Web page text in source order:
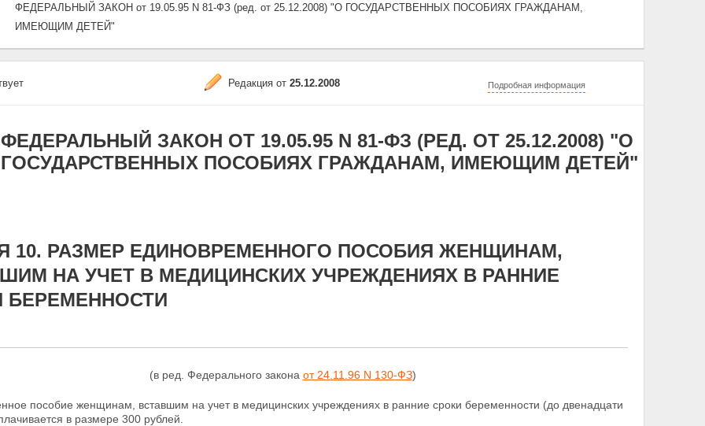
ФЕДЕРАЛЬНЫЙ ЗАКОН от 19.05.95 N 81-ФЗ (ред. от 25.12.2008) "О ГОСУДАРСТВЕННЫХ ПОСОБИЯХ ГРАЖДАНАМ,
ИМЕЮЩИМ ДЕТЕЙ"
Редакция от 25.12.2008 Подробная информация
ФЕДЕРАЛЬНЫЙ ЗАКОН ОТ 19.05.95 N 81-ФЗ (РЕД. ОТ 25.12.2008) "О
ГОСУДАРСТВЕННЫХ ПОСОБИЯХ ГРАЖДАНАМ, ИМЕЮЩИМ ДЕТЕЙ"
10. РАЗМЕР ЕДИНОВРЕМЕННОГО ПОСОБИЯ ЖЕНЩИНАМ,
НА УЧЕТ В МЕДИЦИНСКИХ УЧРЕЖДЕНИЯХ В РАННИЕ
БЕРЕМЕННОСТИ
(в ред. Федерального закона от 24.11.96 N 130-ФЗ)
пособие женщинам, вставшим на учет в медицинских учреждениях в ранние сроки беременности (до двенадцати
в размере 300 рублей.